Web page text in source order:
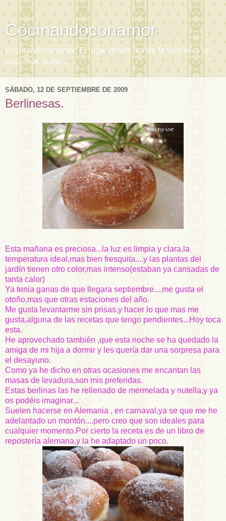
Cocinandoconamor
Cocinandoconamor. El lugar desde donde la vida será un
poco mas dulce.......
SÁBADO, 12 DE SEPTIEMBRE DE 2009
Berlinesas.
Esta mañana es preciosa...la luz es limpia y clara,la
temperatura ideal,mas bien fresquita....y las plantas del
jardín tienen otro color,mas intenso(estaban ya cansadas de
tanta calor)
Ya tenia ganas de que llegara septiembre....me gusta el
otoño,mas que otras estaciones del año.
Me gusta levantarme sin prisas,y hacer lo que mas me
gusta,alguna de las recetas que tengo pendientes...Hoy toca
esta.
He aprovechado también ,que esta noche se ha quedado la
amiga de mi hija a dormir y les quería dar una sorpresa para
el desayuno.
Como ya he dicho en otras ocasiones me encantan las
masas de levadura,son mis preferidas.
Estas berlinas las he rellenado de mermelada y nutella,y ya
os podéis imaginar...
Suelen hacerse en Alemania , en carnaval,ya se que me he
adelantado un montón....pero creo que son ideales para
cualquier momento.Por cierto la receta es de un libro de
repostería alemana,y la he adaptado un poco.